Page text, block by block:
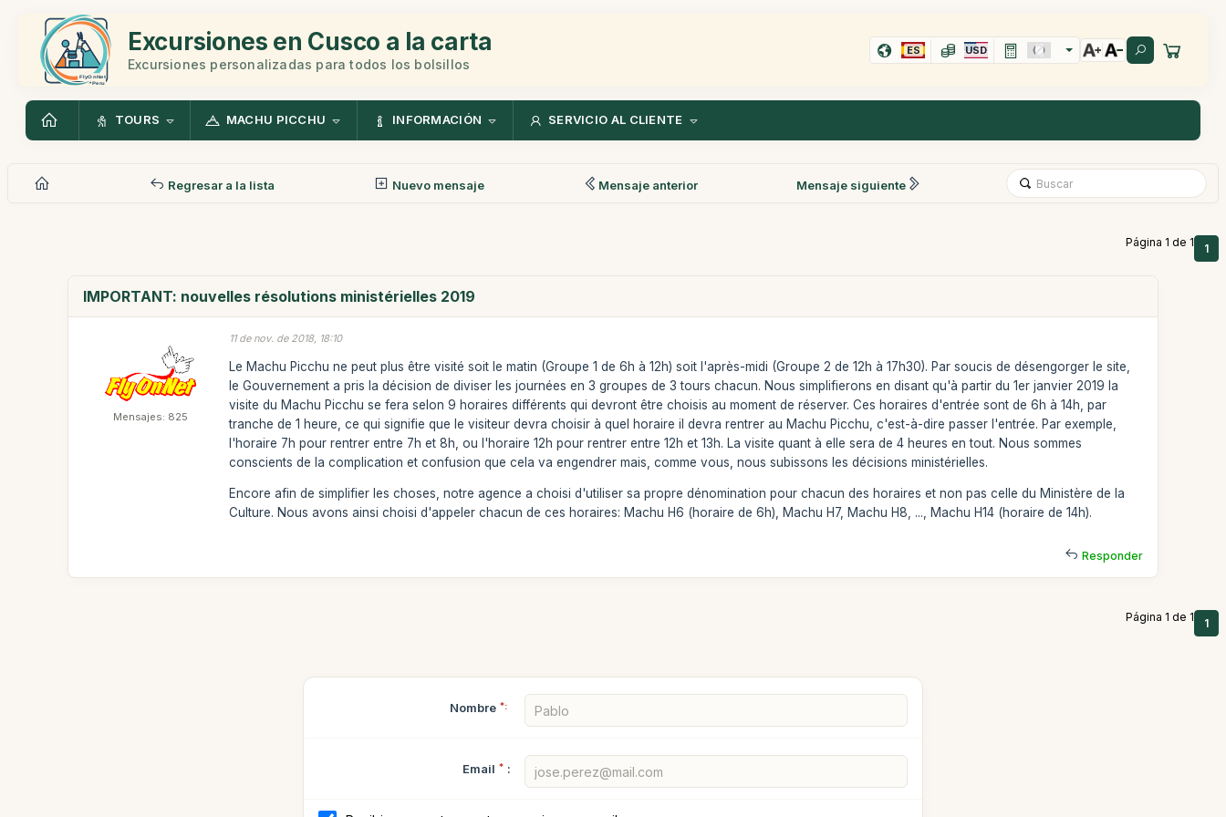
Excursiones en Cusco a la carta
Excursiones personalizadas para todos los bolsillos
ES USD
TOURS MACHU PICCHU INFORMACIÓN SERVICIO AL CLIENTE
Regresar a la lista Nuevo mensaje Mensaje anterior Mensaje siguiente
Página 1 de 1 1
IMPORTANT: nouvelles résolutions ministérielles 2019
Mensajes: 825
11 de nov. de 2018, 18:10
Le Machu Picchu ne peut plus être visité soit le matin (Groupe 1 de 6h à 12h) soit l'après-midi (Groupe 2 de 12h à 17h30). Par soucis de désengorger le site,
le Gouvernement a pris la décision de diviser les journées en 3 groupes de 3 tours chacun. Nous simplifierons en disant qu'à partir du 1er janvier 2019 la
visite du Machu Picchu se fera selon 9 horaires différents qui devront être choisis au moment de réserver. Ces horaires d'entrée sont de 6h à 14h, par
tranche de 1 heure, ce qui signifie que le visiteur devra choisir à quel horaire il devra rentrer au Machu Picchu, c'est-à-dire passer l'entrée. Par exemple,
l'horaire 7h pour rentrer entre 7h et 8h, ou l'horaire 12h pour rentrer entre 12h et 13h. La visite quant à elle sera de 4 heures en tout. Nous sommes
conscients de la complication et confusion que cela va engendrer mais, comme vous, nous subissons les décisions ministérielles.
Encore afin de simplifier les choses, notre agence a choisi d'utiliser sa propre dénomination pour chacun des horaires et non pas celle du Ministère de la
Culture. Nous avons ainsi choisi d'appeler chacun de ces horaires: Machu H6 (horaire de 6h), Machu H7, Machu H8, ..., Machu H14 (horaire de 14h).
Responder
Página 1 de 1 1
Nombre *:
Email * :